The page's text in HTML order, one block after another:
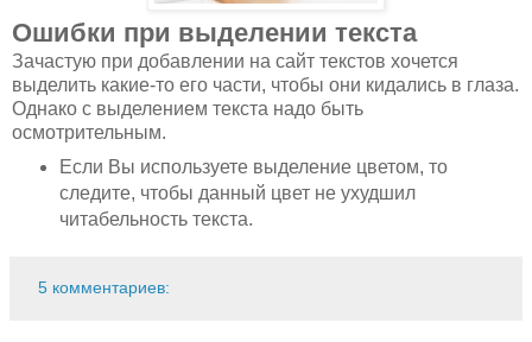
Ошибки при выделении текста
Зачастую при добавлении на сайт текстов хочется
выделить какие-то его части, чтобы они кидались в глаза.
Однако с выделением текста надо быть
осмотрительным.
Если Вы используете выделение цветом, то
следите, чтобы данный цвет не ухудшил
читабельность текста.
5 комментариев: